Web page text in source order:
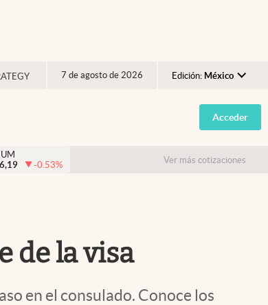
7 de agosto de 2026 Edición: México
Argentina
España
USA
Acceder
-0.53% Ver más cotizaciones
de la visa
en el consulado. Conoce los